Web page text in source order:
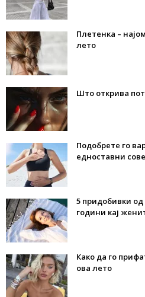
Плетенка –
лето
Што открива
Подобрете го
едноставни
5 придобивки
години кај
Како да го
ова лето